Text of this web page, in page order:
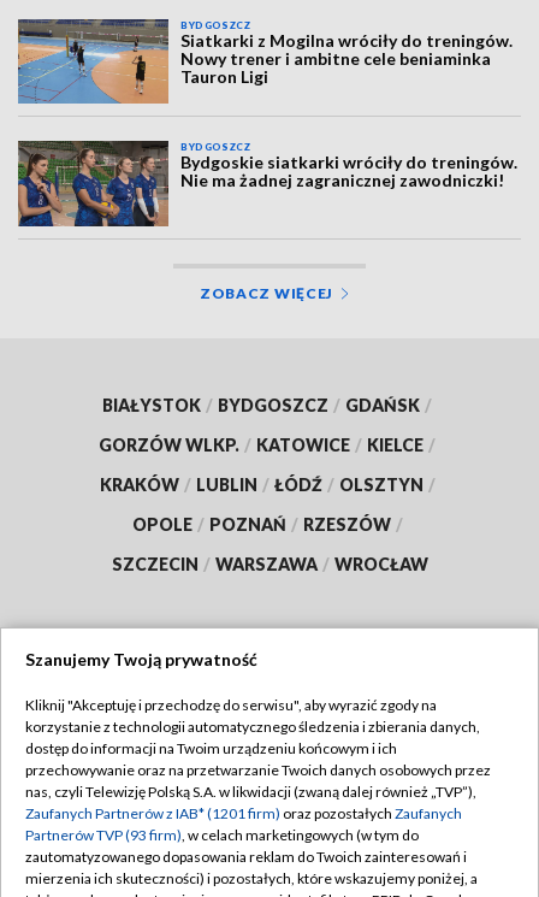
BYDGOSZCZ
Siatkarki z Mogilna wróciły do treningów.
Nowy trener i ambitne cele beniaminka
Tauron Ligi
BYDGOSZCZ
Bydgoskie siatkarki wróciły do treningów.
Nie ma żadnej zagranicznej zawodniczki!
ZOBACZ WIĘCEJ
BIAŁYSTOK / BYDGOSZCZ / GDAŃSK /
GORZÓW WLKP. / KATOWICE / KIELCE /
KRAKÓW / LUBLIN / ŁÓDŹ / OLSZTYN /
OPOLE / POZNAŃ / RZESZÓW /
SZCZECIN / WARSZAWA / WROCŁAW
TVP
Abonament TVP
Emisja w TVP
Centrum informacji TVP
Naziemna Telewizja Cyfrowa
Regulamin TVP
Polityka prywatności
Moje zgody
Szanujemy Twoją prywatność
Kliknij "Akceptuję i przechodzę do serwisu", aby wyrazić zgody na
korzystanie z technologii automatycznego śledzenia i zbierania danych,
dostęp do informacji na Twoim urządzeniu końcowym i ich
przechowywanie oraz na przetwarzanie Twoich danych osobowych przez
nas, czyli Telewizję Polską S.A. w likwidacji (zwaną dalej również „TVP”),
Zaufanych Partnerów z IAB* (1201 firm) oraz pozostałych Zaufanych
Partnerów TVP (93 firm), w celach marketingowych (w tym do
zautomatyzowanego dopasowania reklam do Twoich zainteresowań i
mierzenia ich skuteczności) i pozostałych, które wskazujemy poniżej, a